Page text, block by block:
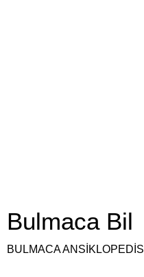
Bulmaca Bil
BULMACA ANSİKLOPEDİSİ